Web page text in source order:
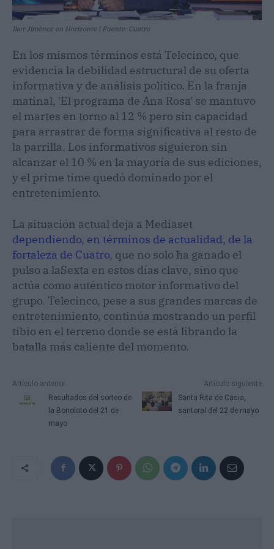
Iker Jiménez en Horizonte | Fuente: Cuatro
En los mismos términos está Telecinco, que
evidencia la debilidad estructural de su oferta
informativa y de análisis político. En la franja
matinal, 'El programa de Ana Rosa' se mantuvo
el martes en torno al 12 % pero sin capacidad
para arrastrar de forma significativa al resto de
la parrilla. Los informativos siguieron sin
alcanzar el 10 % en la mayoría de sus ediciones,
y el prime time quedó dominado por el
entretenimiento.
La situación actual deja a Mediaset
dependiendo, en términos de actualidad, de la
fortaleza de Cuatro, que no solo ha ganado el
pulso a laSexta en estos días clave, sino que
actúa como auténtico motor informativo del
grupo. Telecinco, pese a sus grandes marcas de
entretenimiento, continúa mostrando un perfil
tibio en el terreno donde se está librando la
batalla más caliente del momento.
Artículo anterior
Resultados del sorteo de
la Bonoloto del 21 de
mayo
Artículo siguiente
Santa Rita de Casia,
santoral del 22 de mayo